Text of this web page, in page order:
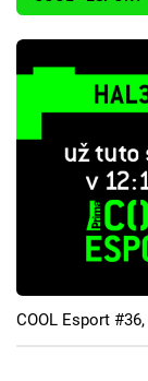
Témata
Filmy
Cool Esport
Pořady
TV Program
COOL Esport